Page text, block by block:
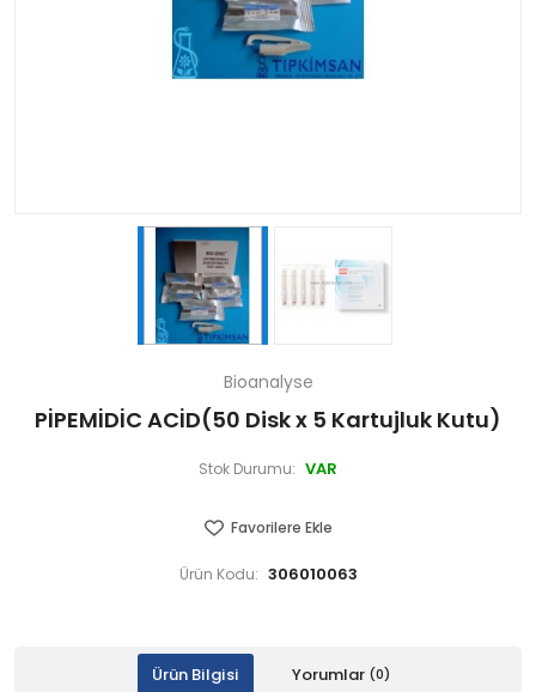
Bioanalyse
PİPEMİDİC ACİD(50 Disk x 5 Kartujluk Kutu)
Stok Durumu: VAR
Favorilere Ekle
Ürün Kodu: 306010063
Ürün Bilgisi Yorumlar (0)